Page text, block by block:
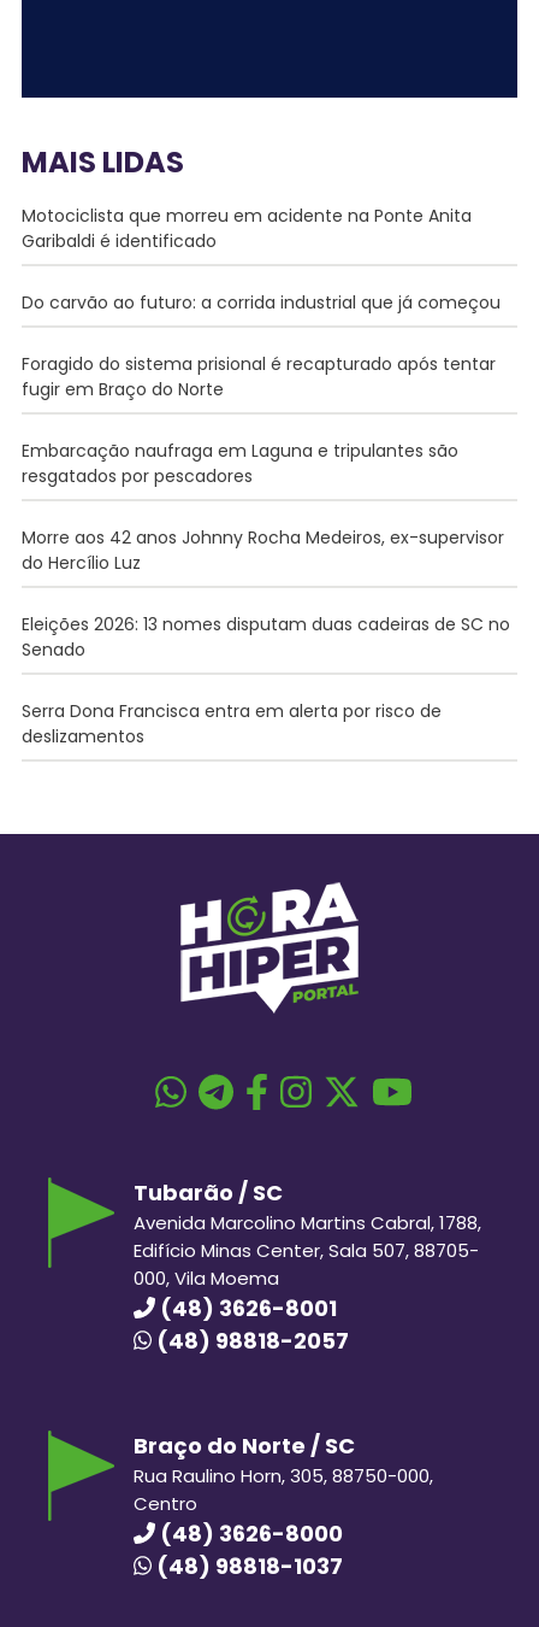
MAIS LIDAS
Motociclista que morreu em acidente na Ponte Anita
Garibaldi é identificado
Do carvão ao futuro: a corrida industrial que já começou
Foragido do sistema prisional é recapturado após tentar
fugir em Braço do Norte
Embarcação naufraga em Laguna e tripulantes são
resgatados por pescadores
Morre aos 42 anos Johnny Rocha Medeiros, ex-supervisor
do Hercílio Luz
Eleições 2026: 13 nomes disputam duas cadeiras de SC no
Senado
Serra Dona Francisca entra em alerta por risco de
deslizamentos
Tubarão / SC
Avenida Marcolino Martins Cabral, 1788,
Edifício Minas Center, Sala 507, 88705-
000, Vila Moema
(48) 3626-8001
(48) 98818-2057
Braço do Norte / SC
Rua Raulino Horn, 305, 88750-000,
Centro
(48) 3626-8000
(48) 98818-1037